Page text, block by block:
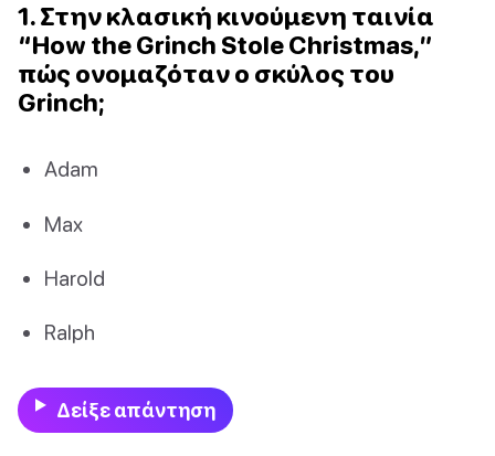
1. Στην κλασική κινούμενη ταινία
“How the Grinch Stole Christmas,”
πώς ονομαζόταν ο σκύλος του
Grinch;
Adam
Max
Harold
Ralph
Δείξε απάντηση